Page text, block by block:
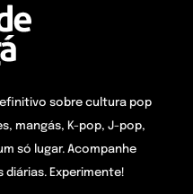
sobre cultura pop
mangás, K-pop, J-pop,
só lugar. Acompanhe
diárias. Experimente!